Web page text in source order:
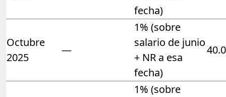
fecha)
Octubre
2025
—
1% (sobre
salario de junio
+ NR a esa
fecha)
1% (sobre